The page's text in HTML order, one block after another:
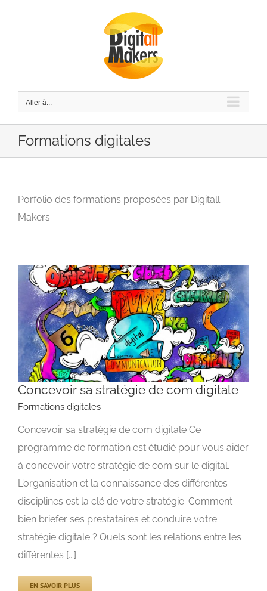
Aller à...
Formations digitales
Porfolio des formations proposées par Digitall
Makers
Concevoir sa stratégie de com digitale
Formations digitales
Concevoir sa stratégie de com digitale
Formations digitales
Concevoir sa stratégie de com digitale Ce
programme de formation est étudié pour vous aider
à concevoir votre stratégie de com sur le digital.
L'organisation et la connaissance des différentes
disciplines est la clé de votre stratégie. Comment
bien briefer ses prestataires et conduire votre
stratégie digitale ? Quels sont les relations entre les
différentes [...]
EN SAVOIR PLUS